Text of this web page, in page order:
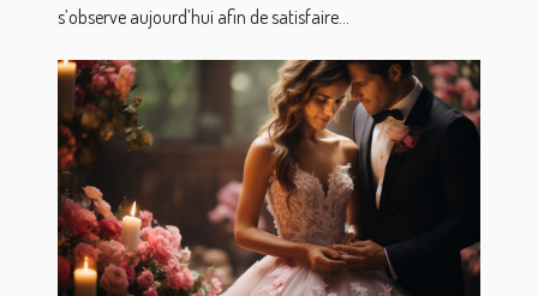
s’observe aujourd’hui afin de satisfaire...